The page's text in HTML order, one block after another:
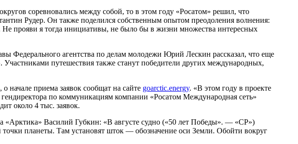
соревновались между собой, то в этом году «Росатом» решил, что
Рудер. Он также поделился собственным опытом преодоления волнения:
Не прояви я тогда инициативы, не было бы в жизни множества интересных
Федерального агентства по делам молодежи Юрий Лескин рассказал, что еще
путешествия также станут победители других международных,
начале приема заявок сообщат на сайте goarctic.energy. «В этом году в проекте
по коммуникациям компании «Росатом Международная сеть»
около 4 тыс. заявок.
«Арктика» Василий Губкин: «В августе судно («50 лет Победы». — «СР»)
точки планеты. Там установят шток — обозначение оси Земли. Обойти вокруг